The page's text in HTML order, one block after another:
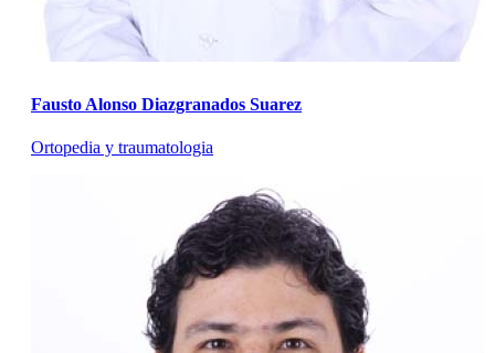
Fausto Alonso Diazgranados Suarez
Ortopedia y traumatologia